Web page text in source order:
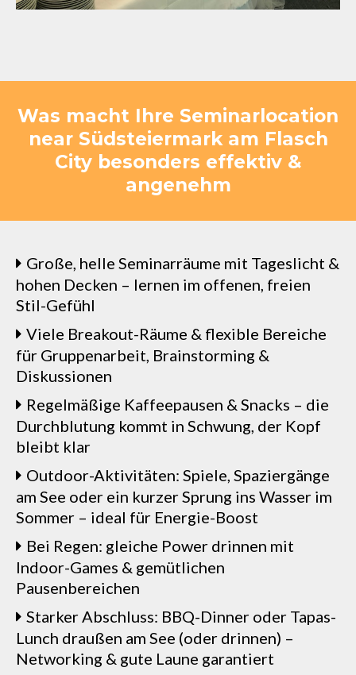
Was macht Ihre Seminarlocation
near Südsteiermark am Flasch
City besonders effektiv &
angenehm
Große, helle Seminarräume mit Tageslicht &
hohen Decken – lernen im offenen, freien
Stil-Gefühl
Viele Breakout-Räume & flexible Bereiche
für Gruppenarbeit, Brainstorming &
Diskussionen
Regelmäßige Kaffeepausen & Snacks – die
Durchblutung kommt in Schwung, der Kopf
bleibt klar
Outdoor-Aktivitäten: Spiele, Spaziergänge
am See oder ein kurzer Sprung ins Wasser im
Sommer – ideal für Energie-Boost
Bei Regen: gleiche Power drinnen mit
Indoor-Games & gemütlichen
Pausenbereichen
Starker Abschluss: BBQ-Dinner oder Tapas-
Lunch draußen am See (oder drinnen) –
Networking & gute Laune garantiert